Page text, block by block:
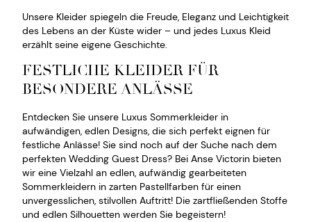
Unsere Kleider spiegeln die Freude, Eleganz und Leichtigkeit
des Lebens an der Küste wider – und jedes Luxus Kleid
erzählt seine eigene Geschichte.
FESTLICHE KLEIDER FÜR
BESONDERE ANLÄSSE
Entdecken Sie unsere Luxus Sommerkleider in
aufwändigen, edlen Designs, die sich perfekt eignen für
festliche Anlässe! Sie sind noch auf der Suche nach dem
perfekten Wedding Guest Dress? Bei Anse Victorin bieten
wir eine Vielzahl an edlen, aufwändig gearbeiteten
Sommerkleidern in zarten Pastellfarben für einen
unvergesslichen, stilvollen Auftritt! Die zartfließenden Stoffe
und edlen Silhouetten werden Sie begeistern!